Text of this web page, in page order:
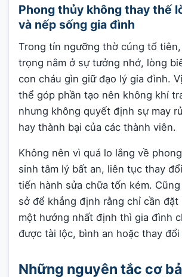
Phong thủy không thay thế
và nếp sống gia đình
Trong tín ngưỡng thờ cúng tổ
trọng nằm ở sự tưởng nhớ, lòng
con cháu gìn giữ đạo lý gia đình.
thể góp phần tạo nên không khí
nhưng không quyết định sự may
hay thành bại của các thành viên.
Không nên vì quá lo lắng về
sinh tâm lý bất an, liên tục thay
tiến hành sửa chữa tốn kém.
sở để khẳng định rằng chỉ cần đặt
một hướng nhất định thì gia đình
được tài lộc, bình an hoặc thay đổi
Những nguyên tắc cơ